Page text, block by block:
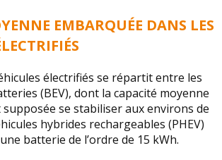
EMBARQUÉE DANS LES
électrifiés se répartit entre les
(BEV), dont la capacité moyenne
se stabiliser aux environs de
hybrides rechargeables (PHEV)
batterie de l’ordre de 15 kWh.